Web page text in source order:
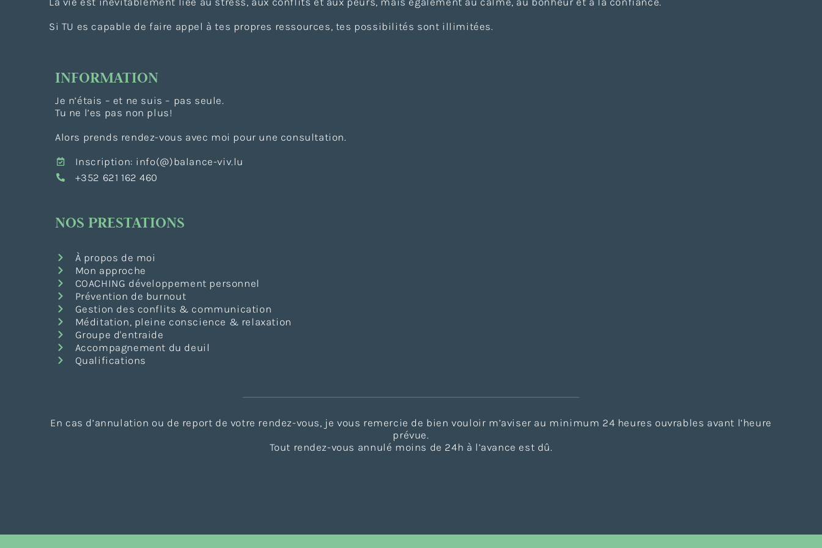
Si TU es capable de faire appel à tes propres ressources, tes possibilités sont illimitées.
INFORMATION
Je n’étais – et ne suis – pas seule.
Tu ne l’es pas non plus!
Alors prends rendez-vous avec moi pour une consultation.
Inscription: info(@)balance-viv.lu
+352 621 162 460
NOS PRESTATIONS
À propos de moi
Mon approche
COACHING développement personnel
Prévention de burnout
Gestion des conflits & communication
Méditation, pleine conscience & relaxation
Groupe d'entraide
Accompagnement du deuil
Qualifications
En cas d’annulation ou de report de votre rendez-vous, je vous remercie de bien vouloir m’aviser au minimum 24 heures ouvrables avant l’heure
prévue.
Tout rendez-vous annulé moins de 24h à l’avance est dû.